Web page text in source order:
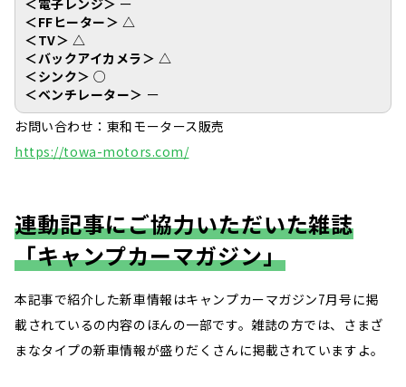
＜電子レンジ＞ ー
＜FFヒーター＞△
＜TV＞ △
＜バックアイカメラ＞△
＜シンク＞○
＜ベンチレーター＞ ー
お問い合わせ：東和モータース販売
https://towa-motors.com/
連動記事にご協力いただいた雑誌
「キャンプカーマガジン」
本記事で紹介した新車情報はキャンプカーマガジン7月号に掲
載されているの内容のほんの一部です。雑誌の方では、さまざ
まなタイプの新車情報が盛りだくさんに掲載されていますよ。